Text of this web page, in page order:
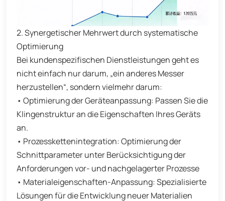
2. Synergetischer Mehrwert durch systematische
Optimierung
Bei kundenspezifischen Dienstleistungen geht es
nicht einfach nur darum, „ein anderes Messer
herzustellen“, sondern vielmehr darum:
• Optimierung der Geräteanpassung: Passen Sie die
Klingenstruktur an die Eigenschaften Ihres Geräts
an.
• Prozesskettenintegration: Optimierung der
Schnittparameter unter Berücksichtigung der
Anforderungen vor- und nachgelagerter Prozesse
• Materialeigenschaften-Anpassung: Spezialisierte
Lösungen für die Entwicklung neuer Materialien